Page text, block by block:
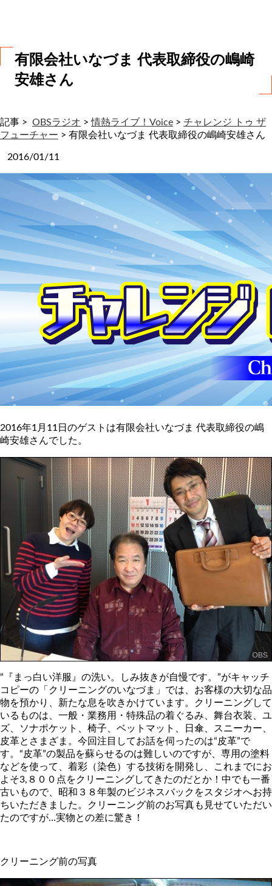
有限会社いなづま 代表取締役の嶋崎
安雄さん
記事 > OBSラジオ >情熱ライブ！Voice > チャレンジ トゥ ザ
フューチャー > 有限会社いなづま 代表取締役の嶋崎安雄さん
2016/01/11
2016年1月11日のゲストは有限会社いなづま 代表取締役の嶋
崎安雄さんでした。
“『まっ白い洋服』の洗い。しみ抜きが自慢です。”がキャッチ
コピーの「クリーニングのいなづま」では、お客様の大切な品
物を預かり、新たな息を吹きかけています。クリーニングして
いるものは、一般・業務用・特殊品の着ぐるみ、舞台衣装、ユ
ズ、ソナポケット、椅子、ベットマット、日傘、スニーカー、
皮革とさまざま。今回注目してお話を伺ったのは“皮革”で
す。“皮革”の製品を蘇らせるのは難しいのですが、専用の塗料
などを使って、着彩（染色）する技術を開発し、これまでにお
よそ3,８００点をクリーニングしてきたのだとか！中でも一番
古いもので、昭和３８年製のビジネスバックをスタジオへお持
ちいただきました。クリーニング前のお写真も見せていただい
たのですが…実物との差に驚き！
クリーニング前の写真